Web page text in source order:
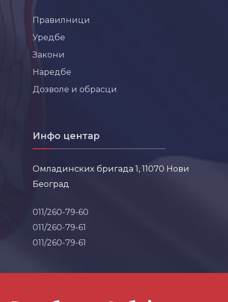
Правилници
Уредбе
Закони
Наредбе
Дозволе и обрасци
Инфо центар
Омладинских бригада 1, 11070 Нови
Београд
011/260-79-60
011/260-79-61
011/260-79-61